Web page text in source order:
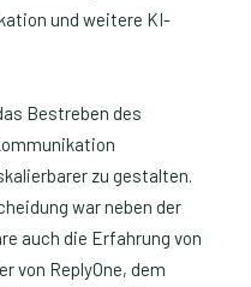
und weitere KI-
Bestreben des
zu gestalten.
war neben der
auch die Erfahrung von
von ReplyOne, dem